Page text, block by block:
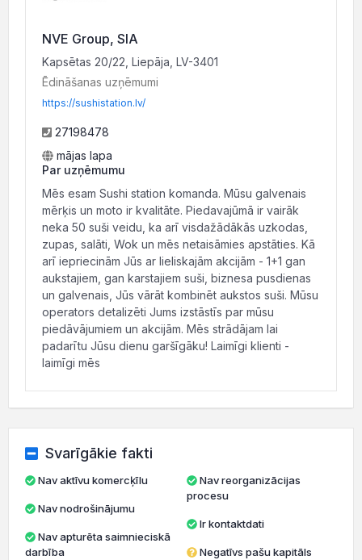
NVE Group, SIA
Kapsētas 20/22, Liepāja, LV-3401
Ēdināšanas uzņēmumi
https://sushistation.lv/
27198478
mājas lapa
Par uzņēmumu
Mēs esam Sushi station komanda. Mūsu galvenais
mērķis un moto ir kvalitāte. Piedavajūmā ir vairāk
neka 50 suši veidu, ka arī visdažādākās uzkodas,
zupas, salāti, Wok un mēs netaisāmies apstāties. Kā
arī iepriecinām Jūs ar lieliskajām akcijām - 1+1 gan
aukstajiem, gan karstajiem suši, biznesa pusdienas
un galvenais, Jūs vārāt kombinēt aukstos suši. Mūsu
operators detalizēti Jums izstāstīs par mūsu
piedāvājumiem un akcijām. Mēs strādājam lai
padarītu Jūsu dienu garšīgāku! Laimīgi klienti -
laimīgi mēs
Svarīgākie fakti
Nav aktīvu komercķīlu
Nav nodrošinājumu
darbība
Nav reorganizācijas
procesu
Ir kontaktdati
Negatīvs pašu kapitāls